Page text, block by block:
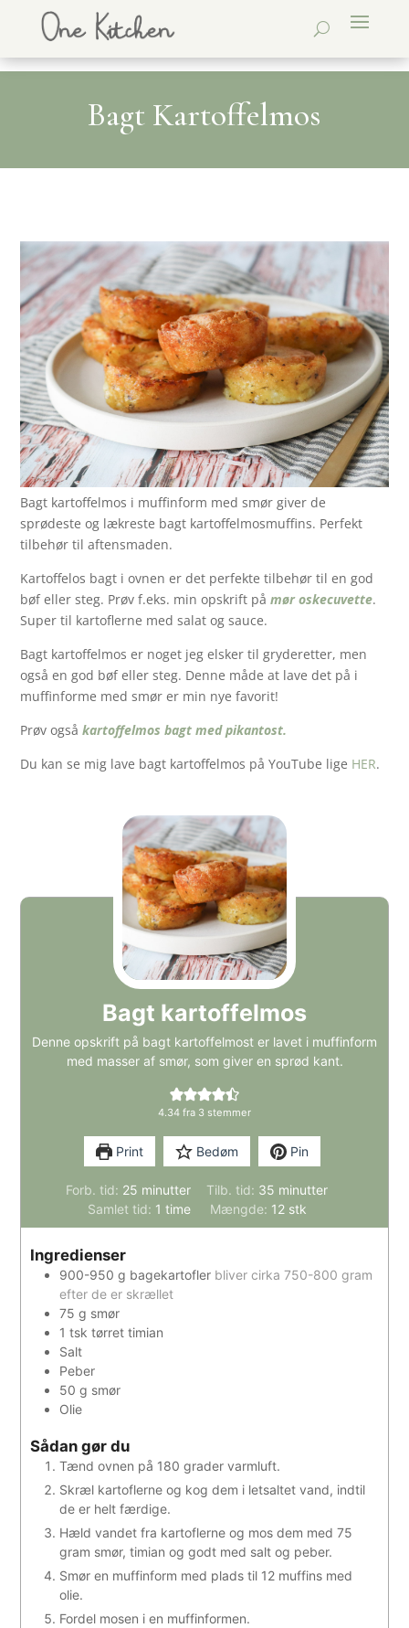
Bagt Kartoffelmos
Bagt kartoffelmos i muffinform med smør giver de
sprødeste og lækreste bagt kartoffelmosmuffins. Perfekt
tilbehør til aftensmaden.
Kartoffelos bagt i ovnen er det perfekte tilbehør til en god
bøf eller steg. Prøv f.eks. min opskrift påmør oskecuvette.
Super til kartoflerne med salat og sauce.
Bagt kartoffelmos er noget jeg elsker til gryderetter, men
også en god bøf eller steg. Denne måde at lave det på i
muffinforme med smør er min nye favorit!
Prøv ogsåkartoffelmos bagt med pikantost.
Du kan se mig lave bagt kartoffelmos på YouTube lige HER.
Bagt kartoffelmos
Denne opskrift på bagt kartoffelmost er lavet i muffinform
med masser af smør, som giver en sprød kant.
4.34 fra 3 stemmer
Print Bedøm Pin
Forb. tid: 25 minutter
minutter Tilb. tid: 35 minutter
minutter
Samlet tid: 1 time
time Mængde: 12 stk
Ingredienser
900-950 g bagekartofler bliver cirka 750-800 gram
efter de er skrællet
75 g smør
1 tsk tørret timian
Salt
Peber
50 g smør
Olie
Sådan gør du
Tænd ovnen på 180 grader varmluft.
Skræl kartoflerne og kog dem i letsaltet vand, indtil
de er helt færdige.
Hæld vandet fra kartoflerne og mos dem med 75
gram smør, timian og godt med salt og peber.
Smør en muffinform med plads til 12 muffins med
olie.
Fordel mosen i en muffinformen.